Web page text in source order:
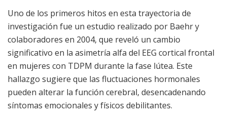
Uno de los primeros hitos en esta trayectoria de
investigación fue un estudio realizado por Baehr y
colaboradores en 2004, que reveló un cambio
significativo en la asimetría alfa del EEG cortical frontal
en mujeres con TDPM durante la fase lútea. Este
hallazgo sugiere que las fluctuaciones hormonales
pueden alterar la función cerebral, desencadenando
síntomas emocionales y físicos debilitantes.